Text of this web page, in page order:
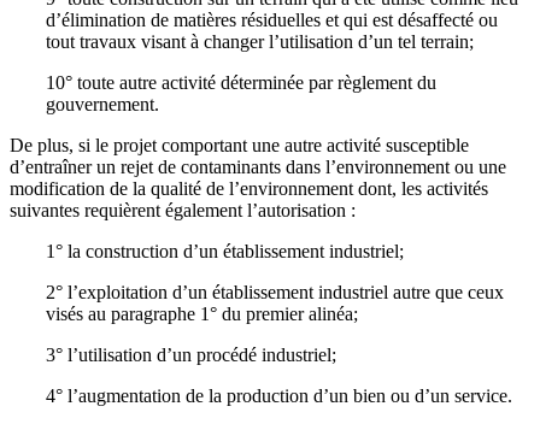
d’élimination de matières résiduelles et qui est désaffecté ou
tout travaux visant à changer l’utilisation d’un tel terrain;
10° toute autre activité déterminée par règlement du
gouvernement.
De plus, si le projet comportant une autre activité susceptible
d’entraîner un rejet de contaminants dans l’environnement ou une
modification de la qualité de l’environnement dont, les activités
suivantes requièrent également l’autorisation :
1° la construction d’un établissement industriel;
2° l’exploitation d’un établissement industriel autre que ceux
visés au paragraphe 1° du premier alinéa;
3° l’utilisation d’un procédé industriel;
4° l’augmentation de la production d’un bien ou d’un service.